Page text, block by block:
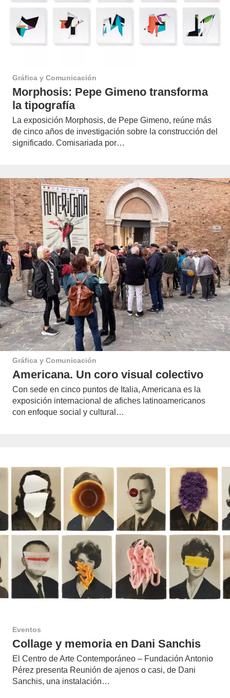
Gráfica y Comunicación
Morphosis: Pepe Gimeno transforma
la tipografía
La exposición Morphosis, de Pepe Gimeno, reúne más
de cinco años de investigación sobre la construcción del
significado. Comisariada por…
Gráfica y Comunicación
Americana. Un coro visual colectivo
Con sede en cinco puntos de Italia, Americana es la
exposición internacional de afiches latinoamericanos
con enfoque social y cultural…
Eventos
Collage y memoria en Dani Sanchis
El Centro de Arte Contemporáneo – Fundación Antonio
Pérez presenta Reunión de ajenos o casi, de Dani
Sanchis, una instalación…